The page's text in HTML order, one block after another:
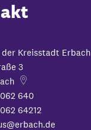
Kreisstadt Erbach
3
640
64212